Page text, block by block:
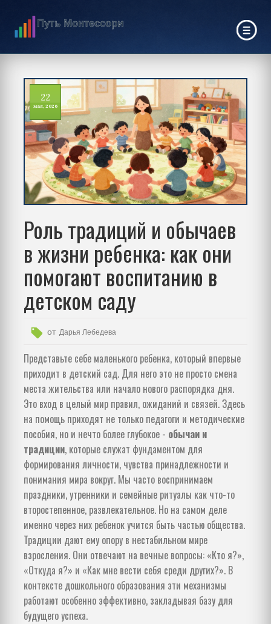
22
мая, 2026
Роль традиций и обычаев
в жизни ребенка: как они
помогают воспитанию в
детском саду
от Дарья Лебедева
Представьте себе маленького ребенка, который впервые
приходит в детский сад. Для него это не просто смена
места жительства или начало нового распорядка дня.
Это вход в целый мир правил, ожиданий и связей. Здесь
на помощь приходят не только педагоги и методические
пособия, но и нечто более глубокое - обычаи и
традиции, которые служат фундаментом для
формирования личности, чувства принадлежности и
понимания мира вокруг. Мы часто воспринимаем
праздники, утренники и семейные ритуалы как что-то
второстепенное, развлекательное. Но на самом деле
именно через них ребенок учится быть частью общества.
Традиции дают ему опору в нестабильном мире
взросления. Они отвечают на вечные вопросы: «Кто я?»,
«Откуда я?» и «Как мне вести себя среди других?». В
контексте дошкольного образования эти механизмы
работают особенно эффективно, закладывая базу для
будущего успеха.